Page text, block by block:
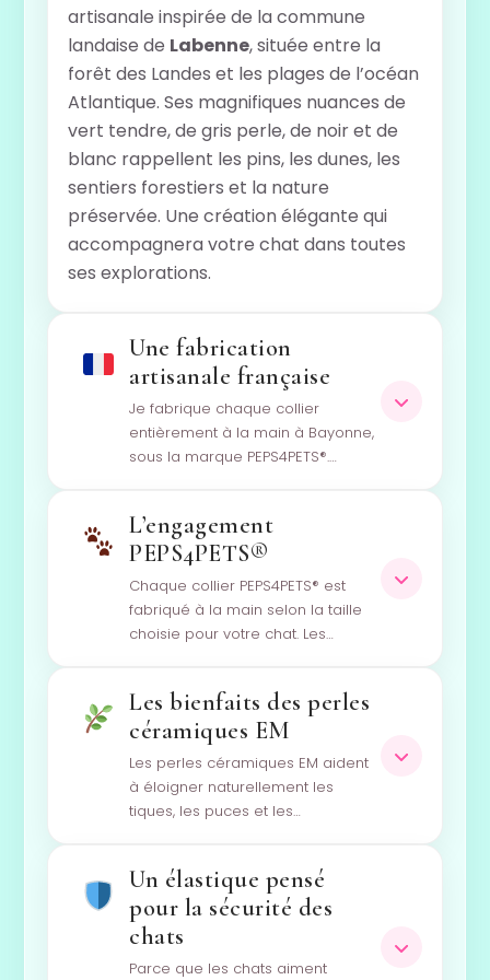
artisanale inspirée de la commune
landaise de Labenne, située entre la
forêt des Landes et les plages de l’océan
Atlantique. Ses magnifiques nuances de
vert tendre, de gris perle, de noir et de
blanc rappellent les pins, les dunes, les
sentiers forestiers et la nature
préservée. Une création élégante qui
accompagnera votre chat dans toutes
ses explorations.
Une fabrication
artisanale française
Je fabrique chaque collier
entièrement à la main à Bayonne,
sous la marque PEPS4PETS®.…
L’engagement
PEPS4PETS®
Chaque collier PEPS4PETS® est
fabriqué à la main selon la taille
choisie pour votre chat. Les…
Les bienfaits des perles
céramiques EM
Les perles céramiques EM aident
à éloigner naturellement les
tiques, les puces et les…
Un élastique pensé
pour la sécurité des
chats
Parce que les chats aiment